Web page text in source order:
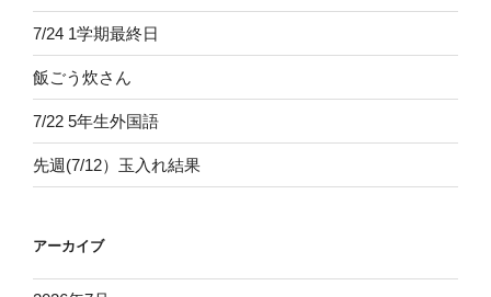
7/24 1学期最終日
飯ごう炊さん
7/22 5年生外国語
先週(7/12）玉入れ結果
アーカイブ